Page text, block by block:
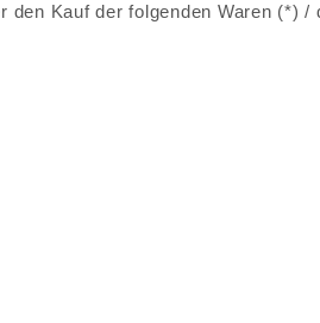
Kauf der folgenden Waren (*) /